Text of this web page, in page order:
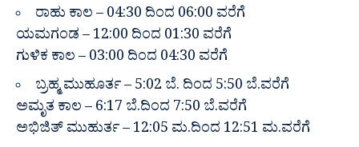
ರಾಹು ಕಾಲ – 04:30 ದಿಂದ 06:00 ವರೆಗೆ
ಯಮಗಂಡ – 12:00 ದಿಂದ 01:30 ವರೆಗೆ
ಗುಳಿಕ ಕಾಲ – 03:00 ದಿಂದ 04:30 ವರೆಗೆ
ಬ್ರಹ್ಮ ಮುಹೂರ್ತ – 5:02 ಬೆ. ದಿಂದ 5:50 ಬೆ.ವರೆಗೆ
ಅಮೃತ ಕಾಲ – 6:17 ಬೆ.ದಿಂದ 7:50 ಬೆ.ವರೆಗೆ
ಅಭಿಜಿತ್ ಮುಹುರ್ತ – 12:05 ಮ.ದಿಂದ 12:51 ಮ.ವರೆಗೆ